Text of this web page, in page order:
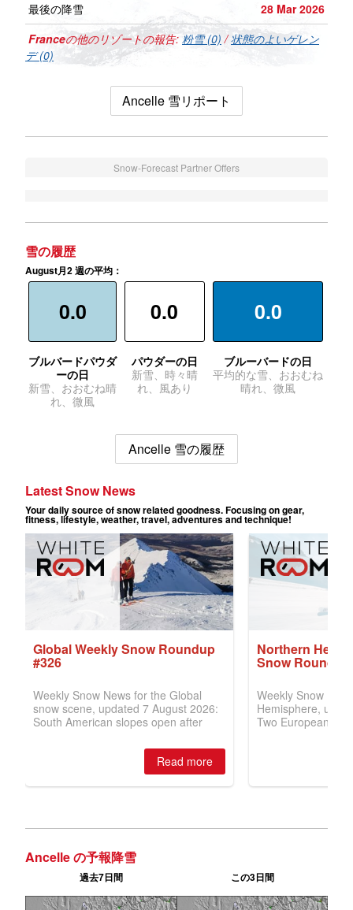
最後の降雪
28 Mar 2026
Franceの他のリゾートの報告: 粉雪 (0) /状態のよいゲレン
デ (0)
Ancelle 雪リポート
Snow-Forecast Partner Offers
雪の履歴
August月2 週の平均：
0.0
ブルバードパウダ
ーの日
新雪、おおむね晴
れ、微風
0.0
パウダーの日
新雪、時々晴
れ、風あり
0.0
ブルーバードの日
平均的な雪、おおむね
晴れ、微風
Ancelle 雪の履歴
Ancelle の予報降雪
過去7日間 この3日間